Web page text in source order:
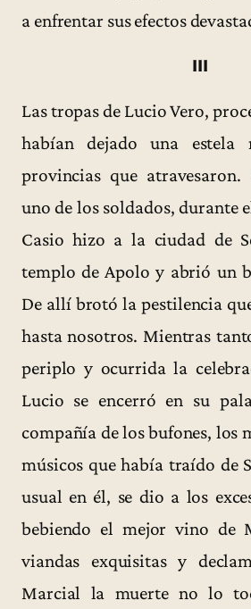
a enfrentar sus efectos
III
Las tropas de Lucio Vero,
habían dejado una estela
provincias que atravesaron.
uno de los soldados, durante
Casio hizo a la ciudad de
templo de Apolo y abrió un
De allí brotó la pestilencia
hasta nosotros. Mientras
periplo y ocurrida la
Lucio se encerró en su
compañía de los bufones, los
músicos que había traído de
usual en él, se dio a los
bebiendo el mejor vino de
viandas exquisitas y
Marcial la muerte no lo